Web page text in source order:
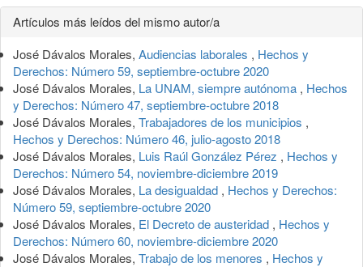
Detalles
del
artículo
Artículos más leídos del mismo autor/a
José Dávalos Morales, Audiencias laborales , Hechos y
Derechos: Número 59, septiembre-octubre 2020
José Dávalos Morales, La UNAM, siempre autónoma , Hechos
y Derechos: Número 47, septiembre-octubre 2018
José Dávalos Morales, Trabajadores de los municipios ,
Hechos y Derechos: Número 46, julio-agosto 2018
José Dávalos Morales, Luis Raúl González Pérez , Hechos y
Derechos: Número 54, noviembre-diciembre 2019
José Dávalos Morales, La desigualdad , Hechos y Derechos:
Número 59, septiembre-octubre 2020
José Dávalos Morales, El Decreto de austeridad , Hechos y
Derechos: Número 60, noviembre-diciembre 2020
José Dávalos Morales, Trabajo de los menores , Hechos y